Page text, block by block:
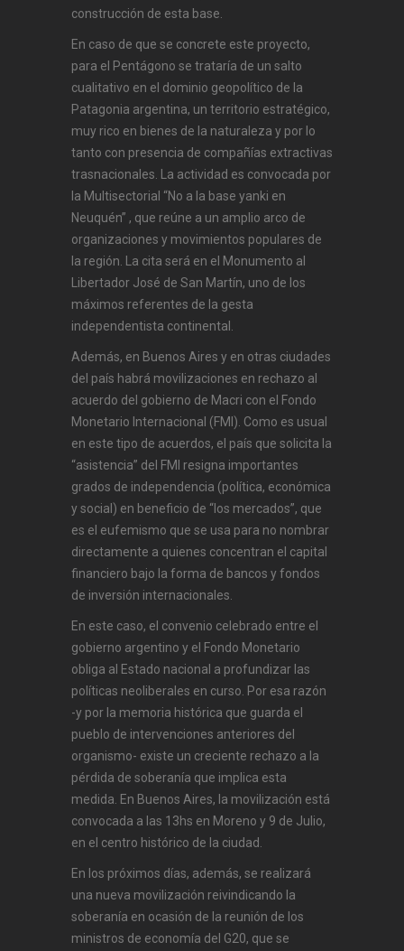
construcción de esta base.
En caso de que se concrete este proyecto,
para el Pentágono se trataría de un salto
cualitativo en el dominio geopolítico de la
Patagonia argentina, un territorio estratégico,
muy rico en bienes de la naturaleza y por lo
tanto con presencia de compañías extractivas
trasnacionales. La actividad es convocada por
la Multisectorial “No a la base yanki en
Neuquén” , que reúne a un amplio arco de
organizaciones y movimientos populares de
la región. La cita será en el Monumento al
Libertador José de San Martín, uno de los
máximos referentes de la gesta
independentista continental.
Además, en Buenos Aires y en otras ciudades
del país habrá movilizaciones en rechazo al
acuerdo del gobierno de Macri con el Fondo
Monetario Internacional (FMI). Como es usual
en este tipo de acuerdos, el país que solicita la
“asistencia” del FMI resigna importantes
grados de independencia (política, económica
y social) en beneficio de “los mercados”, que
es el eufemismo que se usa para no nombrar
directamente a quienes concentran el capital
financiero bajo la forma de bancos y fondos
de inversión internacionales.
En este caso, el convenio celebrado entre el
gobierno argentino y el Fondo Monetario
obliga al Estado nacional a profundizar las
políticas neoliberales en curso. Por esa razón
-y por la memoria histórica que guarda el
pueblo de intervenciones anteriores del
organismo- existe un creciente rechazo a la
pérdida de soberanía que implica esta
medida. En Buenos Aires, la movilización está
convocada a las 13hs en Moreno y 9 de Julio,
en el centro histórico de la ciudad.
En los próximos días, además, se realizará
una nueva movilización reivindicando la
soberanía en ocasión de la reunión de los
ministros de economía del G20, que se